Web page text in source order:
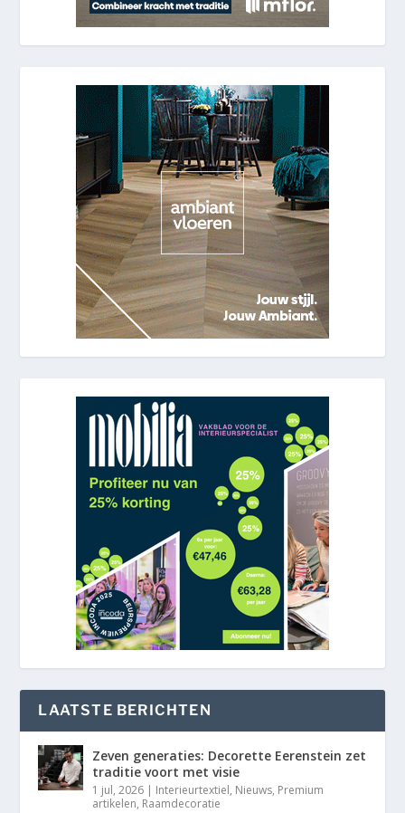
LAATSTE BERICHTEN
Zeven generaties: Decorette Eerenstein zet
traditie voort met visie
1 jul, 2026 | Interieurtextiel, Nieuws, Premium
artikelen, Raamdecoratie